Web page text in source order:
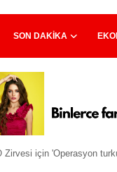
SON DAKIKA
Zirvesi için 'Operasyon